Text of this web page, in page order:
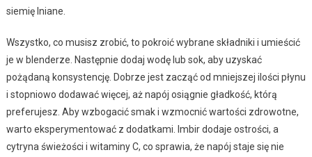
siemię lniane.
Wszystko, co musisz zrobić, to pokroić wybrane składniki i umieścić
je w blenderze. Następnie dodaj wodę lub sok, aby uzyskać
pożądaną konsystencję. Dobrze jest zacząć od mniejszej ilości płynu
i stopniowo dodawać więcej, aż napój osiągnie gładkość, którą
preferujesz. Aby wzbogacić smak i wzmocnić wartości zdrowotne,
warto eksperymentować z dodatkami. Imbir dodaje ostrości, a
cytryna świeżości i witaminy C, co sprawia, że napój staje się nie